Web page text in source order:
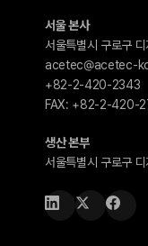
서울 본사
서울특별시 구로구
acetec@acetec-
+82-2-420-2343
FAX: +82-2-420-
생산 본부
서울특별시 구로구